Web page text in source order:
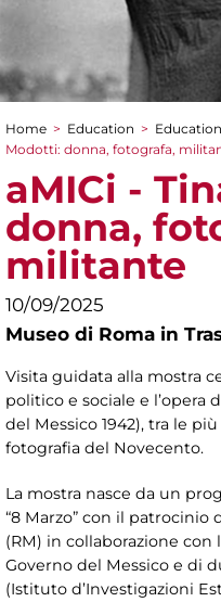
You are here
Home > Education >
Modotti: donna, fotografa,
aMICi -
donna,
militante
10/09/2025
Museo di Roma in
Visita guidata alla mostra
politico e sociale e l’opera
del Messico 1942), tra le
fotografia del Novecento.
La mostra nasce da un
“8 Marzo” con il patrocinio
(RM) in collaborazione
Governo del Messico e di
(Istituto d’Investigazioni